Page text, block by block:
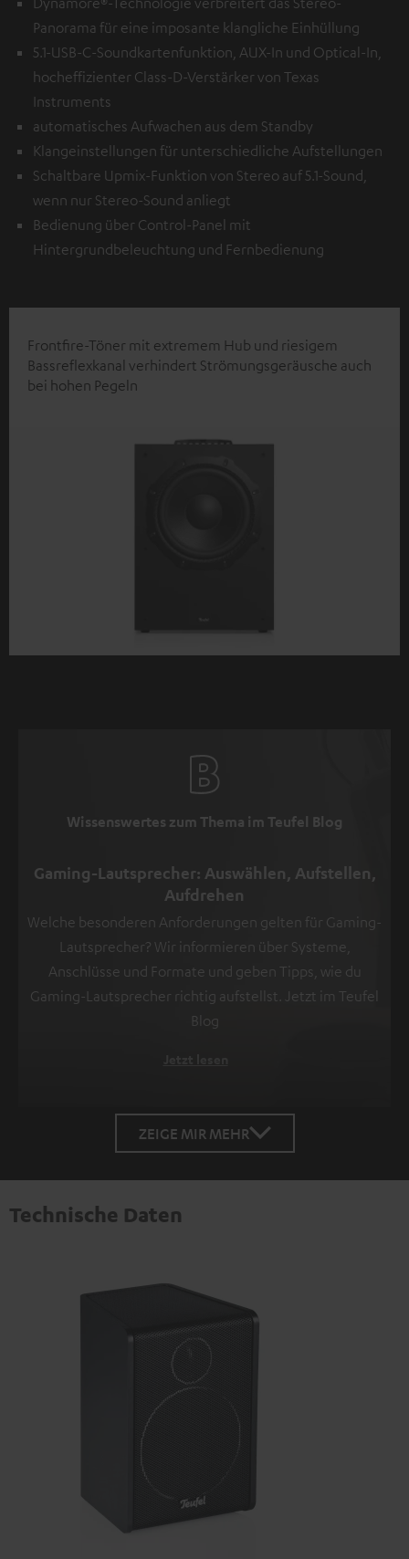
Panorama für eine imposante klangliche Einhüllung
5.1-USB-C-Soundkartenfunktion, AUX-In und Optical-In,
hocheffizienter Class-D-Verstärker von Texas
Instruments
automatisches Aufwachen aus dem Standby
Klangeinstellungen für unterschiedliche Aufstellungen
Schaltbare Upmix-Funktion von Stereo auf 5.1-Sound,
wenn nur Stereo-Sound anliegt
Bedienung über Control-Panel mit
Hintergrundbeleuchtung und Fernbedienung
Frontfire-Töner mit extremem Hub und riesigem
Bassreflexkanal verhindert Strömungsgeräusche auch
bei hohen Pegeln
Wissenswertes zum Thema im Teufel Blog
Gaming-Lautsprecher: Auswählen, Aufstellen,
Aufdrehen
Welche besonderen Anforderungen gelten für Gaming-
Lautsprecher? Wir informieren über Systeme,
Anschlüsse und Formate und geben Tipps, wie du
Gaming-Lautsprecher richtig aufstellst. Jetzt im Teufel
Blog
ZEIGE MIR MEHR
Technische Daten